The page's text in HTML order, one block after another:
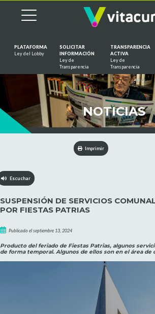
PLATAFORMA
Ley del Lobby
SOLICITAR
INFORMACIÓN
Ley de
Transparencia
TRANSPARENCIA
ACTIVA
Ley de
Transparencia
NOTICIAS
Imprimir
Escuchar
SUSPENSIÓN DE SERVICIOS
POR FIESTAS PATRIAS
Publicado el septiembre 13, 2024
Producto del feriado de Fiestas Patrias, algunos
de forma temporal. Algunos de ellos son en el área de